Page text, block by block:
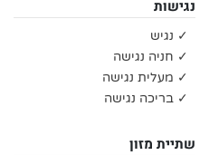
נגישות
✓ נגיש
✓ חניה נגישה
✓ מעלית נגישה
✓ בריכה נגישה
שתיית מזון